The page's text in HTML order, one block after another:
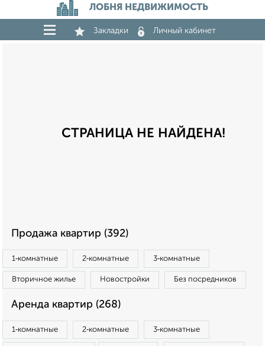
ЛОБНЯ НЕДВИЖИМОСТЬ
Закладки Личный кабинет
СТРАНИЦА НЕ НАЙДЕНА!
Продажа квартир (392)
1‑комнатные 2‑комнатные 3‑комнатные
Вторичное жилье Новостройки Без посредников
Аренда квартир (268)
1‑комнатные 2‑комнатные 3‑комнатные